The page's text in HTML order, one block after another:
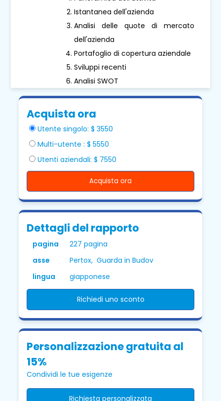
Istantanea dell'azienda
Analisi delle quote di mercato
dell'azienda
Portafoglio di copertura aziendale
Sviluppi recenti
Analisi SWOT
Acquista ora
Utente singolo: $ 3550
Multi-utente : $ 5550
Utenti aziendali: $ 7550
Acquista ora
Dettagli del rapporto
pagina
227 pagina
asse
Pertox, Guarda in Budov
lingua
giapponese
Richiedi uno sconto
Personalizzazione gratuita al
15%
Condividi le tue esigenze
Richiesta personalizzata